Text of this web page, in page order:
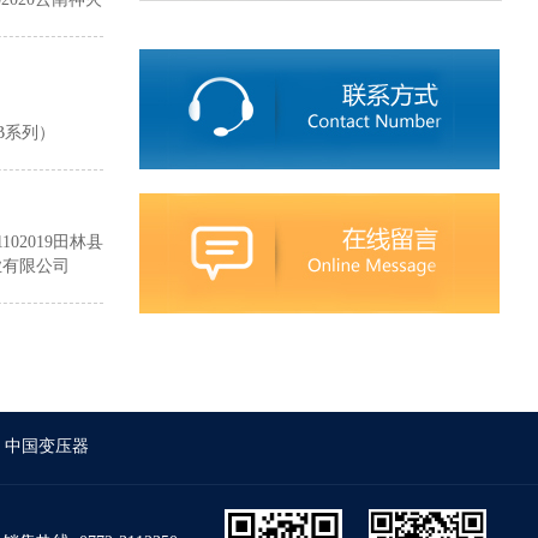
4000/35-
水电站
青岛
司 S11-
M-50/35-
西誉升锗业
国石油化工
电业有限公
有限公司
3150/110-
110-
化工股份有限
公司（贵州
桥、沙坝水
南宁
司物资装备
冶京诚工程
业有限公司
田林县
限公司
新龙腾锰品
重庆乌江
矿硅业有
中国变压器